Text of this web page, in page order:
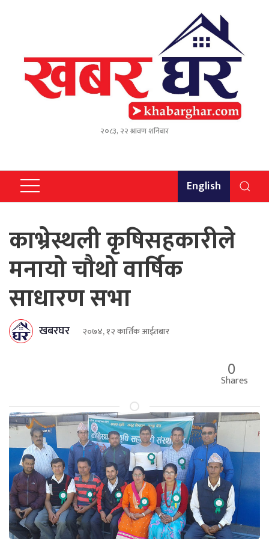
२०८३, २२ श्रावण शनिबार
English
काभ्रेस्थली कृषिसहकारीले
मनायो चौथो वार्षिक
साधारण सभा
खबरघर २०७४, १२ कार्तिक आईतबार
0
Shares